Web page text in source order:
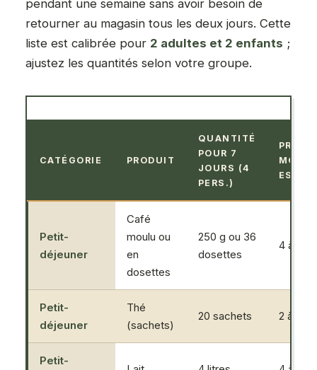
pendant une semaine sans avoir besoin de
retourner au magasin tous les deux jours. Cette
liste est calibrée pour 2 adultes et 2 enfants ;
ajustez les quantités selon votre groupe.
CATÉGORIE PRODUIT
QUANTITÉ
POUR 7
JOURS (4
PERS.)
PRIX
Petit-
déjeuner
Café
moulu ou
en
dosettes
250 g ou 36
dosettes
4 à 6 €
Petit-
déjeuner
Thé
(sachets)
20 sachets 2 à 3 €
Petit-